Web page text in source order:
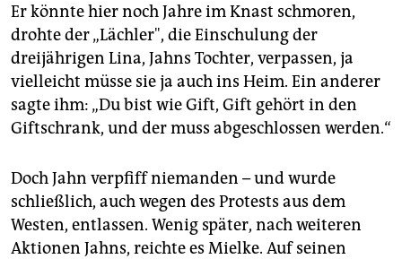
Er könnte hier noch Jahre im Knast schmoren,
drohte der „Lächler", die Einschulung der
dreijährigen Lina, Jahns Tochter, verpassen, ja
vielleicht müsse sie ja auch ins Heim. Ein anderer
sagte ihm: „Du bist wie Gift, Gift gehört in den
Giftschrank, und der muss abgeschlossen werden.“
Doch Jahn verpfiff niemanden – und wurde
schließlich, auch wegen des Protests aus dem
Westen, entlassen. Wenig später, nach weiteren
Aktionen Jahns, reichte es Mielke. Auf seinen